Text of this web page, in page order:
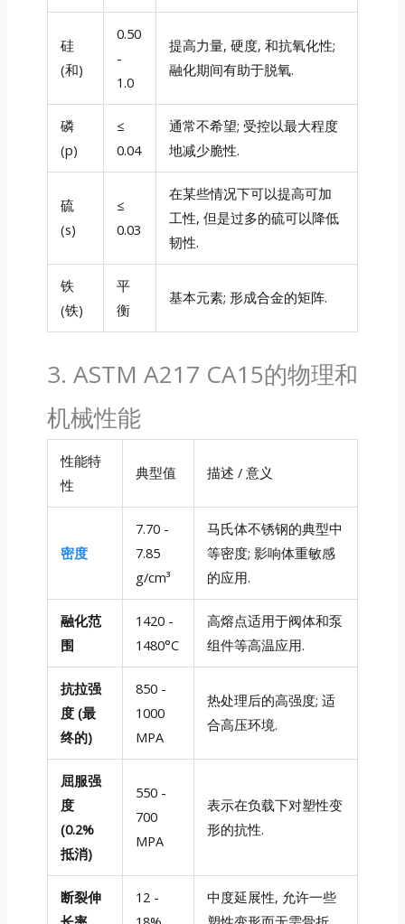
硅
(和)
0.50
-
1.0
提高力量, 硬度, 和抗氧化性;
融化期间有助于脱氧.
磷
(p)
≤
0.04
通常不希望; 受控以最大程度
地减少脆性.
硫
(s)
≤
0.03
在某些情况下可以提高可加
工性, 但是过多的硫可以降低
韧性.
铁
(铁)
平
衡
基本元素; 形成合金的矩阵.
3. ASTM A217 CA15的物理和
机械性能
性能特
性
典型值 描述 / 意义
密度
7.70 -
7.85
g/cm³
马氏体不锈钢的典型中
等密度; 影响体重敏感
的应用.
融化范
围
1420 -
1480°C
高熔点适用于阀体和泵
组件等高温应用.
抗拉强
度 (最
终的)
850 -
1000
MPA
热处理后的高强度; 适
合高压环境.
屈服强
度
(0.2%
抵消)
550 -
700
MPA
表示在负载下对塑性变
形的抗性.
断裂伸
12 -
中度延展性, 允许一些